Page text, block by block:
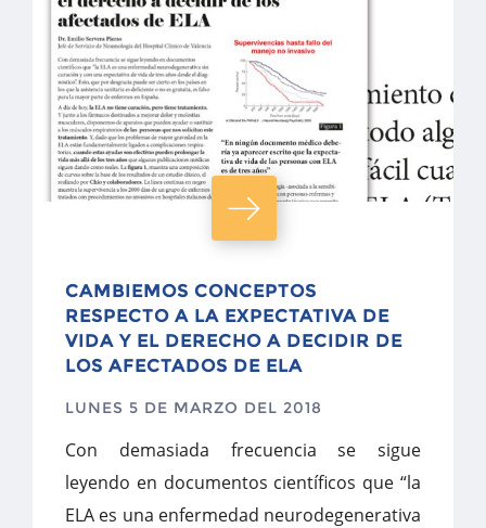
CAMBIEMOS CONCEPTOS
RESPECTO A LA EXPECTATIVA DE
VIDA Y EL DERECHO A DECIDIR DE
LOS AFECTADOS DE ELA
LUNES 5 DE MARZO DEL 2018
Con demasiada frecuencia se sigue
leyendo en documentos científicos que “la
ELA es una enfermedad neurodegenerativa